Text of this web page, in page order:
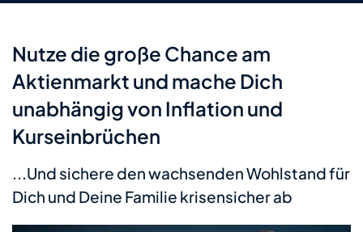
Nutze die große Chance am
Aktienmarkt und mache Dich
unabhängig von Inflation und
Kurseinbrüchen
...Und sichere den wachsenden Wohlstand für
Dich und Deine Familie krisensicher ab